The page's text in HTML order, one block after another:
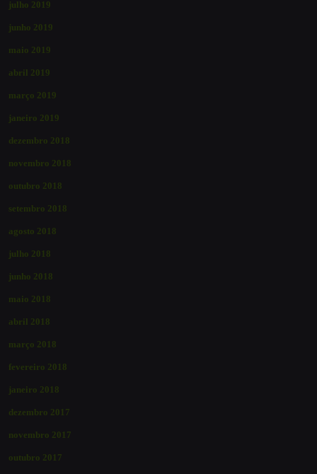
julho 2019
junho 2019
maio 2019
abril 2019
março 2019
janeiro 2019
dezembro 2018
novembro 2018
outubro 2018
setembro 2018
agosto 2018
julho 2018
junho 2018
maio 2018
abril 2018
março 2018
fevereiro 2018
janeiro 2018
dezembro 2017
novembro 2017
outubro 2017